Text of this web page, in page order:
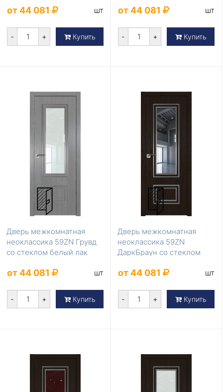
от 44 081 шт
- + Купить
от 44 081 шт
- + Купить
Дверь межкомнатная
неоклассика 59ZN Грувд
со стеклом белый лак
от 44 081 шт
- + Купить
Дверь межкомнатная
неоклассика 59ZN
ДаркБраун со стеклом
от 44 081 шт
- + Купить